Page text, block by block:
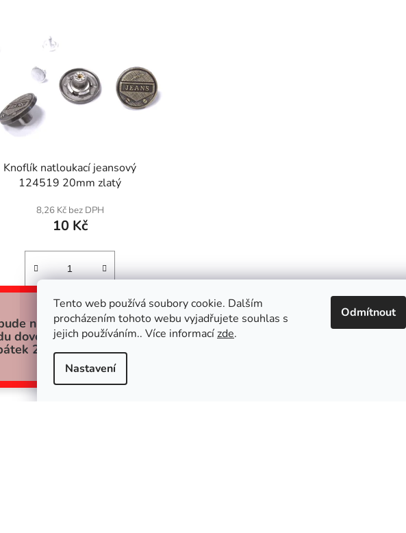
Tento web používá soubory cookie. Dalším
procházením tohoto webu vyjadřujete souhlas s
jejich používáním.. Více informacízde.
Nastavení
Odmítnout
náš
dovolené.
24.7. a potom
Knoflík natloukací jeansový
124519 20mm zlatý
8,26 Kč bez DPH
10 Kč
DO KOŠÍKU